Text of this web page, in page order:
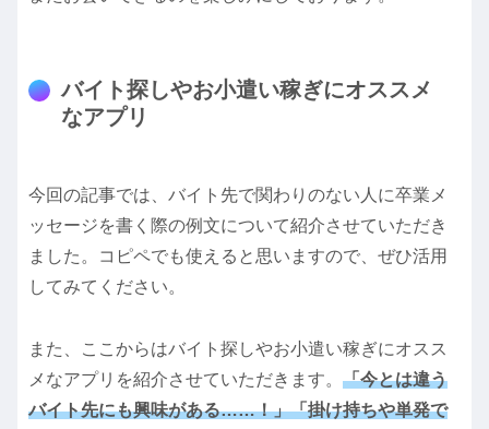
バイト探しやお小遣い稼ぎにオススメ
なアプリ
今回の記事では、バイト先で関わりのない人に卒業メ
ッセージを書く際の例文について紹介させていただき
ました。コピペでも使えると思いますので、ぜひ活用
してみてください。
また、ここからはバイト探しやお小遣い稼ぎにオスス
メなアプリを紹介させていただきます。 「今とは違う
バイト先にも興味がある……！」「掛け持ちや単発で